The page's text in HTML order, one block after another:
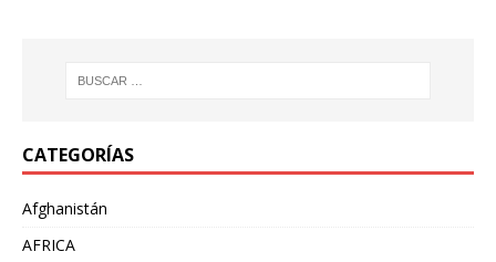
CATEGORÍAS
Afghanistán
AFRICA